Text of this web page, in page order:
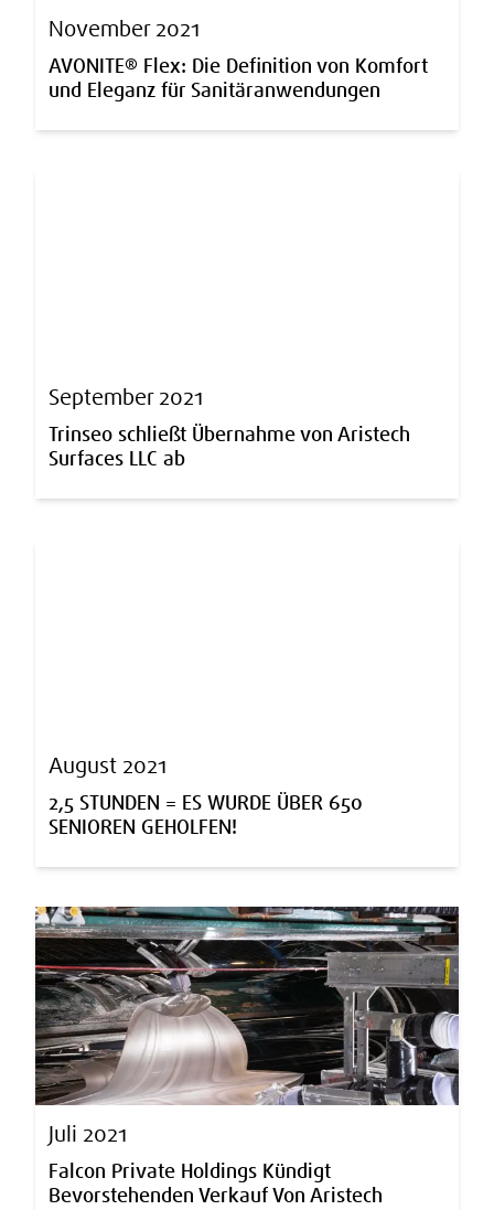
November 2021
AVONITE® Flex: Die Definition von Komfort
und Eleganz für Sanitäranwendungen
September 2021
Trinseo schließt Übernahme von Aristech
Surfaces LLC ab
August 2021
2,5 STUNDEN = ES WURDE ÜBER 650
SENIOREN GEHOLFEN!
Juli 2021
Falcon Private Holdings Kündigt
Bevorstehenden Verkauf Von Aristech